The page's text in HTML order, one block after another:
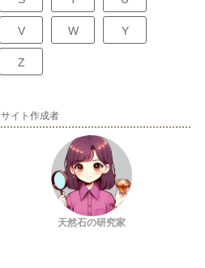
V W Y
Z
サイト作成者
天然石の研究家